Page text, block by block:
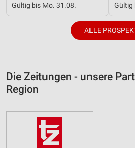
Gültig bis Mo. 31.08. Gültig
ALLE
Die Zeitungen - unsere
Region